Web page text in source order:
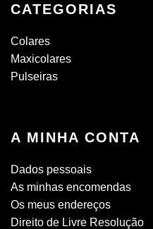
CATEGORIAS
Colares
Maxicolares
Pulseiras
A MINHA CONTA
Dados pessoais
As minhas encomendas
Os meus endereços
Direito de Livre Resolução